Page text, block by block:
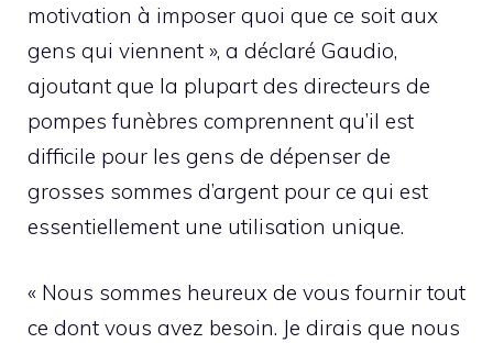
motivation à imposer quoi que ce soit aux
gens qui viennent », a déclaré Gaudio,
ajoutant que la plupart des directeurs de
pompes funèbres comprennent qu’il est
difficile pour les gens de dépenser de
grosses sommes d’argent pour ce qui est
essentiellement une utilisation unique.
« Nous sommes heureux de vous fournir tout
ce dont vous avez besoin. Je dirais que nous